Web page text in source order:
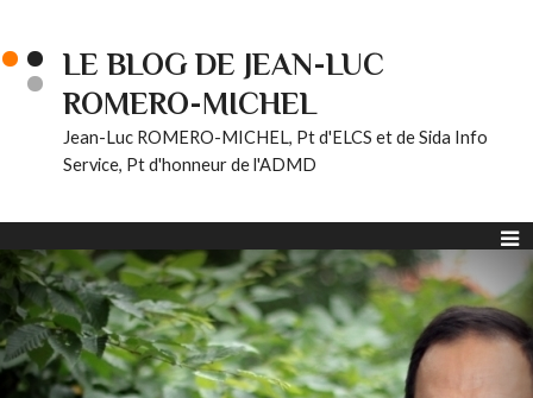
LE BLOG DE JEAN-LUC
ROMERO-MICHEL
Jean-Luc ROMERO-MICHEL, Pt d'ELCS et de Sida Info
Service, Pt d'honneur de l'ADMD